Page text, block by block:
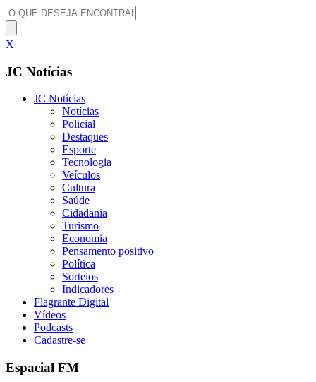
X
JC Notícias
JC Notícias
Notícias
Policial
Destaques
Esporte
Tecnologia
Veículos
Cultura
Saúde
Cidadania
Turismo
Economia
Pensamento positivo
Política
Sorteios
Indicadores
Flagrante Digital
Vídeos
Podcasts
Cadastre-se
Espacial FM